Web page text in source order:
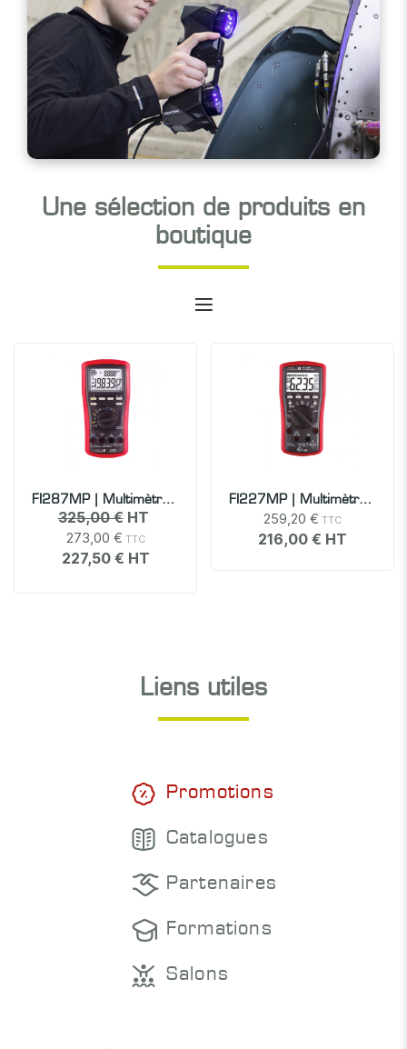
Une sélection de produits en
boutique
FI287MP | Multimètre Numérique Portable TRMS AC, 20 000 Points, Avec Fonction VFD
273,00 €
227,50 €
325,00 €
FI227MP | Multimètre Numérique Portable TRMS, 6 000 Points, Avec Fonction VFD
259,20 €
216,00 €
Liens utiles
Promotions
Catalogues
Partenaires
Formations
Salons